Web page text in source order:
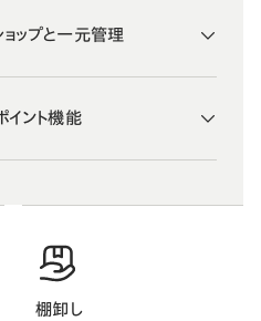
ップと一元管理
イント機能
棚卸し